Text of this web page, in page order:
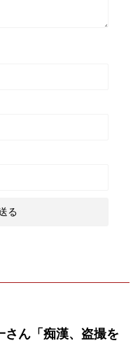
さん「痴漢、盗撮を